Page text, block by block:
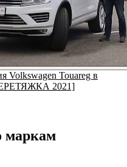
Volkswagen Touareg в
2021]
маркам